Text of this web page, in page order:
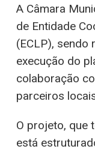
A Câmara
de Entidade
(ECLP), sendo
execução do
colaboração
parceiros
O projeto, que
está